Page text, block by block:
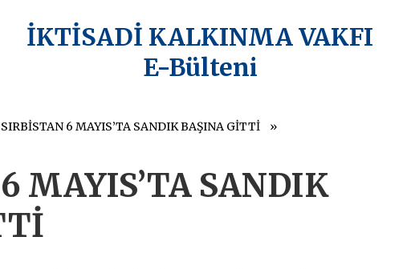
İKTİSADİ KALKINMA VAKFI
E-Bülteni
SIRBİSTAN 6 MAYIS’TA SANDIK BAŞINA GİTTİ
MAYIS’TA SANDIK